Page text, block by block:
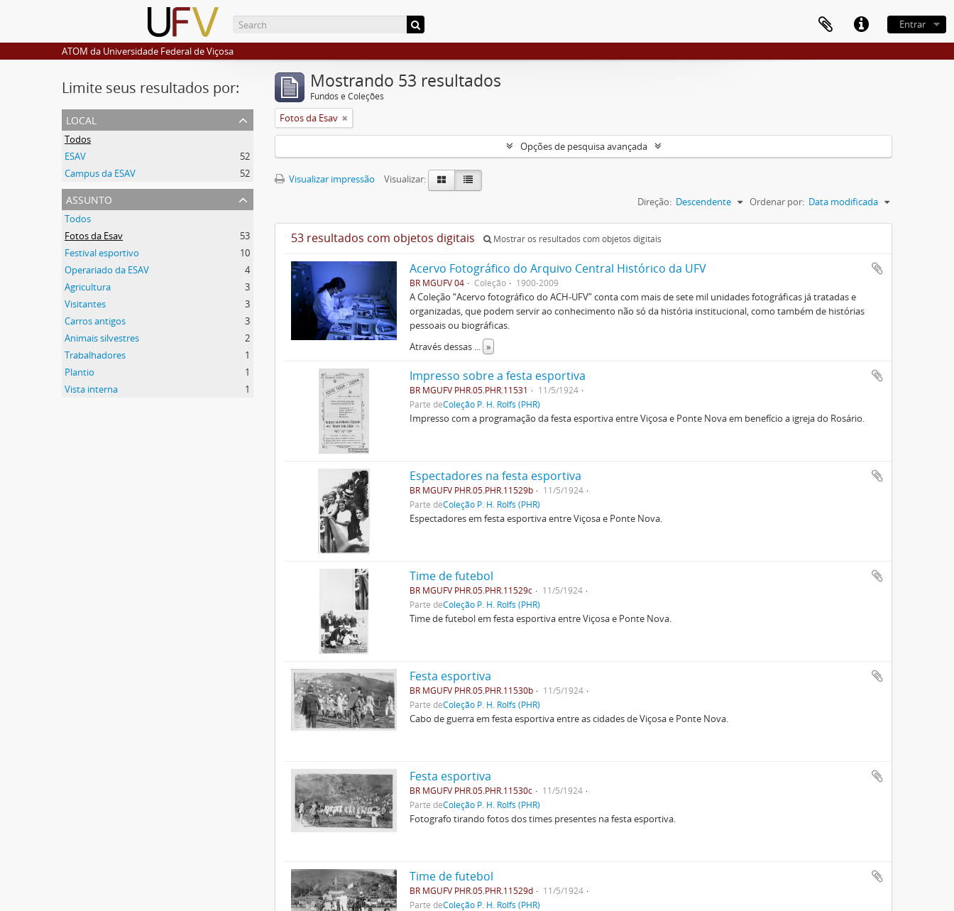
Entrar
ATOM da Universidade Federal de Viçosa
Limite seus resultados por:
local
Todos
ESAV
52
Campus da ESAV
52
assunto
Todos
Fotos da Esav
53
Festival esportivo
10
Operariado da ESAV
4
Agricultura
3
Visitantes
3
Carros antigos
3
Animais silvestres
2
Trabalhadores
1
Plantio
1
Vista interna
1
Mostrando 53 resultados
Fundos e Coleções
Fotos da Esav
Opções de pesquisa avançada
Visualizar impressão
Visualizar:
Ordenar por: Data modificada
Direção: Descendente
53 resultados com objetos digitais Mostrar os resultados com objetos digitais
Acervo Fotográfico do Arquivo Central Histórico da UFV
BR MGUFV 04 Coleção 1900-2009
A Coleção “Acervo fotográfico do ACH-UFV” conta com mais de sete mil unidades fotográficas já tratadas e
organizadas, que podem servir ao conhecimento não só da história institucional, como também de histórias
pessoais ou biográficas.
Através dessas
»
Impresso sobre a festa esportiva
BR MGUFV PHR.05.PHR.11531
11/5/1924
Parte deColeção P. H. Rolfs (PHR)
Impresso com a programação da festa esportiva entre Viçosa e Ponte Nova em benefício a igreja do Rosário.
Espectadores na festa esportiva
BR MGUFV PHR.05.PHR.11529b
11/5/1924
Parte deColeção P. H. Rolfs (PHR)
Espectadores em festa esportiva entre Viçosa e Ponte Nova.
Time de futebol
BR MGUFV PHR.05.PHR.11529c
11/5/1924
Parte deColeção P. H. Rolfs (PHR)
Time de futebol em festa esportiva entre Viçosa e Ponte Nova.
Festa esportiva
BR MGUFV PHR.05.PHR.11530b
11/5/1924
Parte deColeção P. H. Rolfs (PHR)
Cabo de guerra em festa esportiva entre as cidades de Viçosa e Ponte Nova.
Festa esportiva
BR MGUFV PHR.05.PHR.11530c
11/5/1924
Parte deColeção P. H. Rolfs (PHR)
Fotografo tirando fotos dos times presentes na festa esportiva.
Time de futebol
BR MGUFV PHR.05.PHR.11529d
11/5/1924
Parte deColeção P. H. Rolfs (PHR)